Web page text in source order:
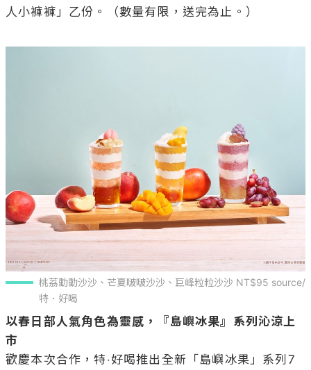
人小褲褲」乙份。（數量有限，送完為止。）
桃荔動動沙沙、芒夏啵啵沙沙、巨峰粒粒沙沙 NT$95 source/
特．好喝
以春日部人氣角色為靈感，『島嶼冰果』系列沁涼上
市
歡慶本次合作，特‧好喝推出全新「島嶼冰果」系列7